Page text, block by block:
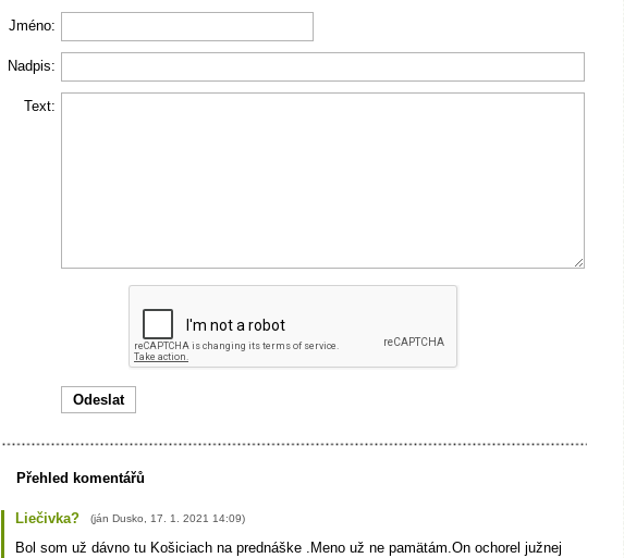
Jméno:
Nadpis:
Text:
Přehled komentářů
Liečivka? (ján Dusko 17. 1. 2021 14:09)
Bol som už dávno tu Košiciach na prednáške .Meno už ne pamätám.On ochorel južnej